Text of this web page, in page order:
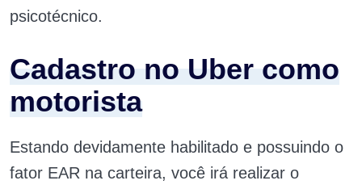
psicotécnico.
Cadastro no Uber como
motorista
Estando devidamente habilitado e possuindo o
fator EAR na carteira, você irá realizar o